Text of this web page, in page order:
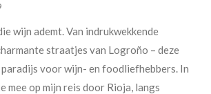
wijn ademt. Van indrukwekkende
straatjes van Logroño – deze
paradijs voor wijn- en foodliefhebbers. In
mee op mijn reis door Rioja, langs